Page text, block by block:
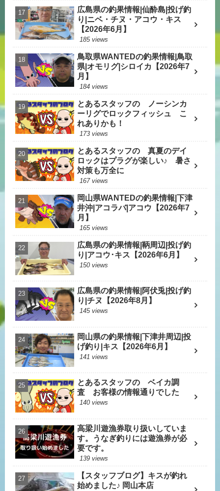
広島県の釣果情報|仙酔島|投げ釣
り|ニベ・チヌ・アコウ・キス
【2026年6月】
185 views
鳥取県WANTEDの釣果情報|鳥取
県|オモリグ|シロイカ【2026年7
月】
184 views
とあるスタッフの ノーシンカ
ーリグでロックフィッシュ こ
れありかも！
173 views
とあるスタッフの 真夏のデイ
ロックはプラグが楽しい♪ 暑さ
対策も万全に
167 views
岡山県WANTEDの釣果情報|下津
井沖|アコラバ|アコウ【2026年7
月】
165 views
広島県の釣果情報|鞆周辺|投げ釣
り|アコウ･キス【2026年6月】
150 views
広島県の釣果情報|阿伏兎|投げ釣
り|チヌ【2026年8月】
145 views
岡山県の釣果情報|下津井周辺|投
げ釣り|キス【2026年6月】
141 views
とあるスタッフの ベイカ調
査 お客様の情報通りでした
140 views
高梁川遊漁券取り扱いしていま
す。うなぎ釣りには遊漁券が必
要です。
139 views
【スタッフブログ】キスが釣れ
始めました♪ 岡山本店